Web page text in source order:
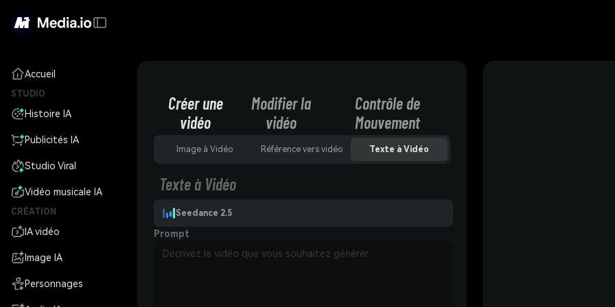
Accueil
STUDIO
Histoire IA
Publicités IA
Studio Viral
Vidéo musicale IA
CRÉATION
IA vidéo
Image IA
Personnages
Créer une
vidéo
Modifier la
vidéo
Contrôle de
Mouvement
Image à Vidéo Référence vers vidéo Texte à Vidéo
Texte à Vidéo
Seedance 2.5
Prompt